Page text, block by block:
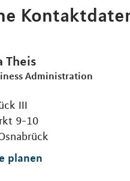
Theis
Administration
III
9-10
planen